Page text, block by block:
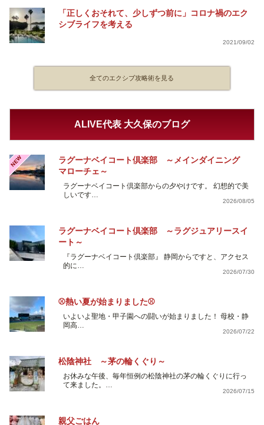
「正しくおそれて、少しずつ前に」コロナ禍のエク
シブライフを考える
2021/09/02
全てのエクシブ攻略術を見る
ALIVE代表 大久保のブログ
NEW
ラグーナベイコート倶楽部 ～メインダイニング
マローチェ～
ラグーナベイコート倶楽部からの夕やけです。 幻想的で美
しいです…
2026/08/05
ラグーナベイコート倶楽部 ～ラグジュアリースイ
ート～
『ラグーナベイコート倶楽部』 静岡からですと、アクセス
的に…
2026/07/30
⚾熱い夏が始まりました⚾
いよいよ聖地・甲子園への闘いが始まりました！ 母校・静
岡高…
2026/07/22
松陰神社 ～茅の輪くぐり～
お休みな午後、毎年恒例の松陰神社の茅の輪くぐりに行っ
て来ました。…
2026/07/15
親父ごはん